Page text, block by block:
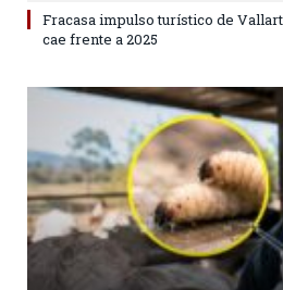
Fracasa impulso turístico de
cae frente a 2025